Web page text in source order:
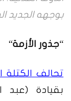
بوجهه الجديد
“جذور الأزمة“
تحالف الكتلة
بقيادة (عبد